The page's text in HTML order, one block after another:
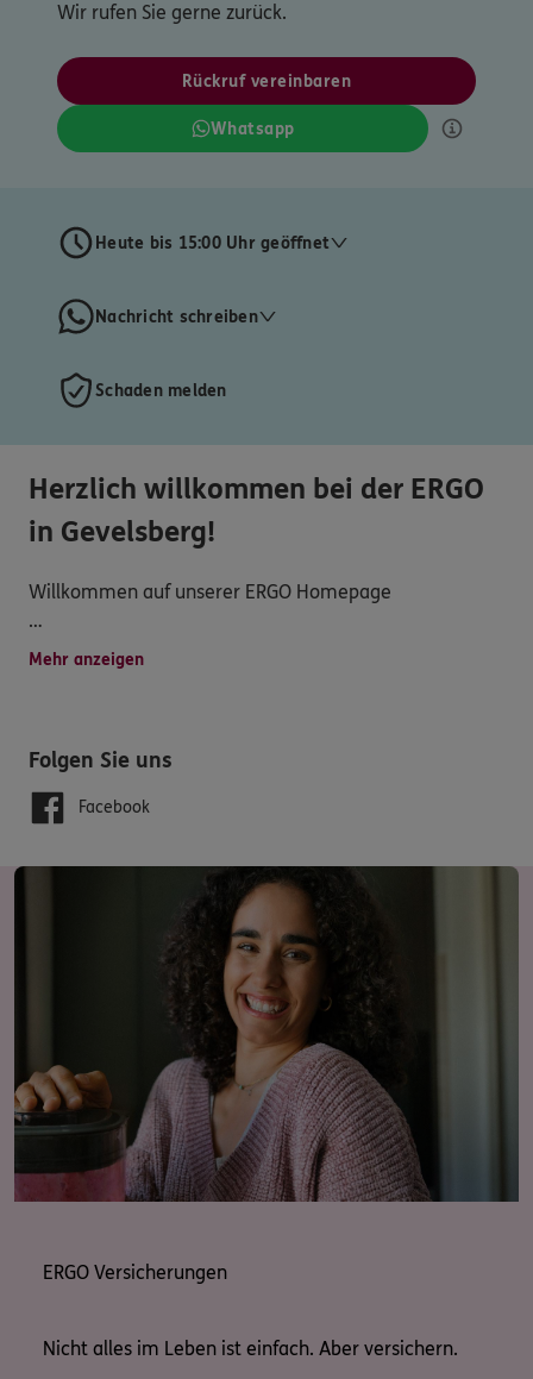
Wir rufen Sie gerne zurück.
Rückruf vereinbaren
Whatsapp
Heute bis 15:00 Uhr geöffnet
Nachricht schreiben
Schaden melden
Herzlich willkommen bei der ERGO
in Gevelsberg!
Willkommen auf unserer ERGO Homepage
Qualifizierte, vertrauensvolle und transparente
hier groß geschrieben.
Deshalb entwickeln wir unser Angebot für Sie immer
bau­stein sowie dem Baustein grobe Fahrlässigkeit
* Haus­rat­ver­si­che­rung ohne Ele­men­tar- / Natur­ge­fah­
ren­bau­stein sowie dem Baustein grobe Fahrlässigkeit
* Kas­ko­ver­si­che­run­gen (Teilkaskoversicherung und
Vollkaskoversicherung)
Rechtsschutz
Mehr anzeigen
Folgen Sie uns
Facebook
ERGO Versicherungen
Nicht alles im Leben ist einfach. Aber versichern.